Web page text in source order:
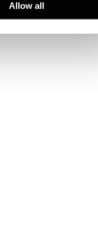
Allow all